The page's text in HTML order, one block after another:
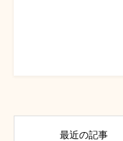
最近の記事